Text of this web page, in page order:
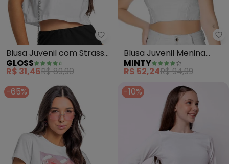
Gloss - Blusa Juvenil com
Blusa Juvenil com Strass
(Branco)
GLOSS
R$ 31,46R$ 89,90
Blusa Juvenil Menina
(Branco)
MINTY
R$ 52,24R$ 94,99
-65%
-10%